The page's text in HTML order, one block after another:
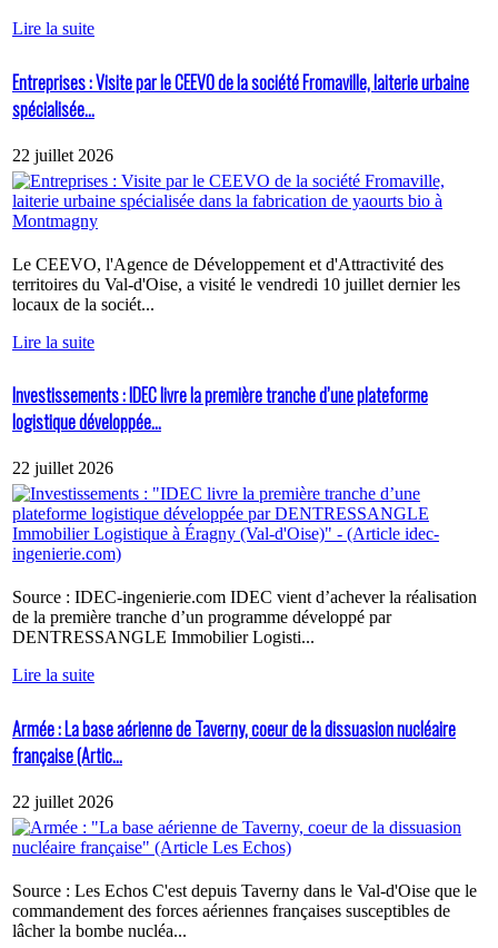
Lire la suite
Entreprises : Visite par le CEEVO de la société Fromaville, laiterie urbaine
spécialisée...
22 juillet 2026
Le CEEVO, l'Agence de Développement et d'Attractivité des
territoires du Val-d'Oise, a visité le vendredi 10 juillet dernier les
locaux de la sociét...
Lire la suite
Investissements : IDEC livre la première tranche d’une plateforme
logistique développée...
22 juillet 2026
Source : IDEC-ingenierie.com IDEC vient d’achever la réalisation
de la première tranche d’un programme développé par
DENTRESSANGLE Immobilier Logisti...
Lire la suite
Armée : La base aérienne de Taverny, coeur de la dissuasion nucléaire
française (Artic...
22 juillet 2026
Source : Les Echos C'est depuis Taverny dans le Val-d'Oise que le
commandement des forces aériennes françaises susceptibles de
lâcher la bombe nucléa...